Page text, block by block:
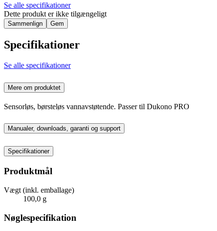
Se alle specifikationer
Dette produkt er ikke tilgængeligt
Sammenlign Gem
Specifikationer
Se alle specifikationer
Mere om produktet
Sensorløs, børsteløs vannavstøtende. Passer til Dukono PRO
Manualer, downloads, garanti og support
Specifikationer
Produktmål
Vægt (inkl. emballage)
100,0 g
Nøglespecifikation